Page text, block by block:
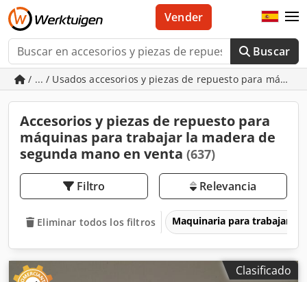
Buscar
Vender
/ ... / Usados accesorios y piezas de repuesto para
Accesorios y piezas de repuesto para
máquinas para trabajar la madera de
segunda mano en venta (637)
Filtro Relevancia
Eliminar todos los filtros Maquinaria para trabajar la
Clasificado